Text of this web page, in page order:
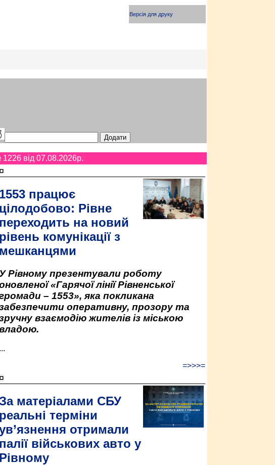
Версія для друку
1226 від 07.08.2026p.
¤
1553 працює
цілодобово: Рівне
переходить на новий
рівень комунікації з
мешканцями
Рівному презентували роботу
«Гарячої лінії Рівненської
– 1553», яка покликана
оперативну, прозору та
взаємодію жителів із міською
...
=>>>=
¤
матеріалами СБУ
реальні терміни
отримали
палії військових авто у
Рівному